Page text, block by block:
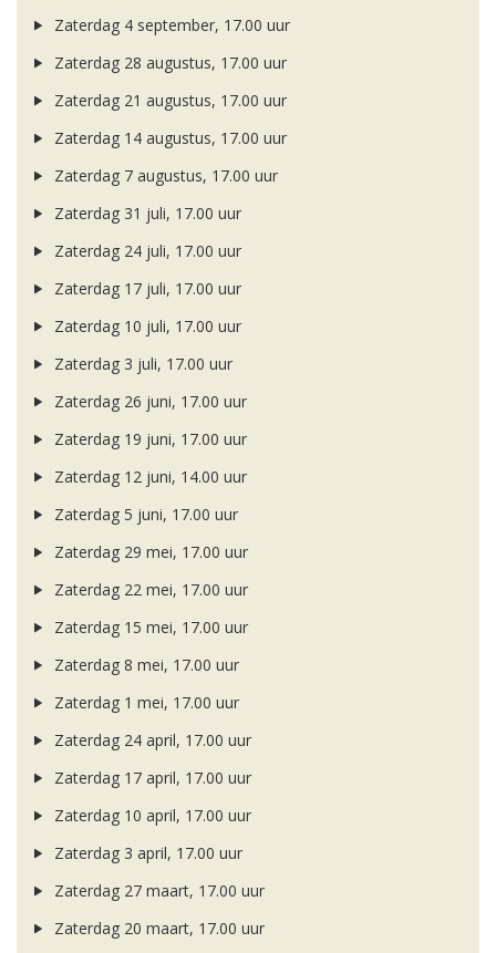
Zaterdag 4 september, 17.00 uur
Zaterdag 28 augustus, 17.00 uur
Zaterdag 21 augustus, 17.00 uur
Zaterdag 14 augustus, 17.00 uur
Zaterdag 7 augustus, 17.00 uur
Zaterdag 31 juli, 17.00 uur
Zaterdag 24 juli, 17.00 uur
Zaterdag 17 juli, 17.00 uur
Zaterdag 10 juli, 17.00 uur
Zaterdag 3 juli, 17.00 uur
Zaterdag 26 juni, 17.00 uur
Zaterdag 19 juni, 17.00 uur
Zaterdag 12 juni, 14.00 uur
Zaterdag 5 juni, 17.00 uur
Zaterdag 29 mei, 17.00 uur
Zaterdag 22 mei, 17.00 uur
Zaterdag 15 mei, 17.00 uur
Zaterdag 8 mei, 17.00 uur
Zaterdag 1 mei, 17.00 uur
Zaterdag 24 april, 17.00 uur
Zaterdag 17 april, 17.00 uur
Zaterdag 10 april, 17.00 uur
Zaterdag 3 april, 17.00 uur
Zaterdag 27 maart, 17.00 uur
Zaterdag 20 maart, 17.00 uur